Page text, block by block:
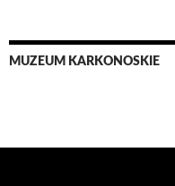
MUZEUM KARKONOSKIE